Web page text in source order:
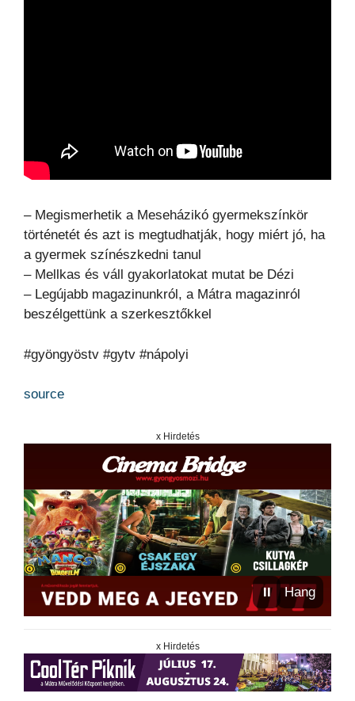
– Megismerhetik a Meseházikó gyermekszínkör
történetét és azt is megtudhatják, hogy miért jó, ha
a gyermek színészkedni tanul
– Mellkas és váll gyakorlatokat mutat be Dézi
– Legújabb magazinunkról, a Mátra magazinról
beszélgettünk a szerkesztőkkel
#gyöngyöstv #gytv #nápolyi
source
x Hirdetés
⏸ Hang
x Hirdetés